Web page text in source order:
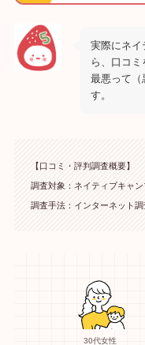
実際にネイ
ら、口コミ
最悪って（
す。
【口コミ・評判調査概要】
調査対象：ネイティブキャ
調査手法：インターネット調
30代女性